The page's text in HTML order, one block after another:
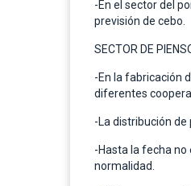
-En el sector del
previsión de cebo.
SECTOR DE
-En la fabricación
diferentes
-La distribución
-Hasta la fecha
normalidad.